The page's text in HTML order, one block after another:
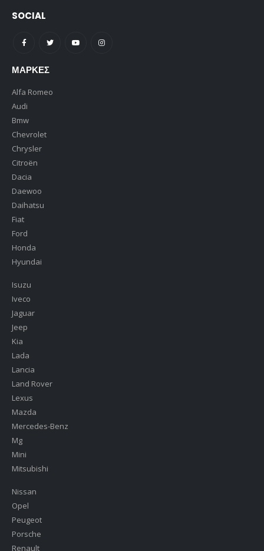
SOCIAL
ΜΆΡΚΕΣ
Alfa Romeo
Audi
Bmw
Chevrolet
Chrysler
Citroën
Dacia
Daewoo
Daihatsu
Fiat
Ford
Honda
Hyundai
Isuzu
Iveco
Jaguar
Jeep
Kia
Lada
Lancia
Land Rover
Lexus
Mazda
Mercedes-Benz
Mg
Mini
Mitsubishi
Nissan
Opel
Peugeot
Porsche
Renault